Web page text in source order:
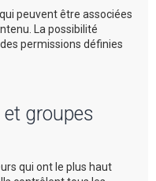
peuvent être associées
La possibilité
permissions définies
groupes
qui ont le plus haut